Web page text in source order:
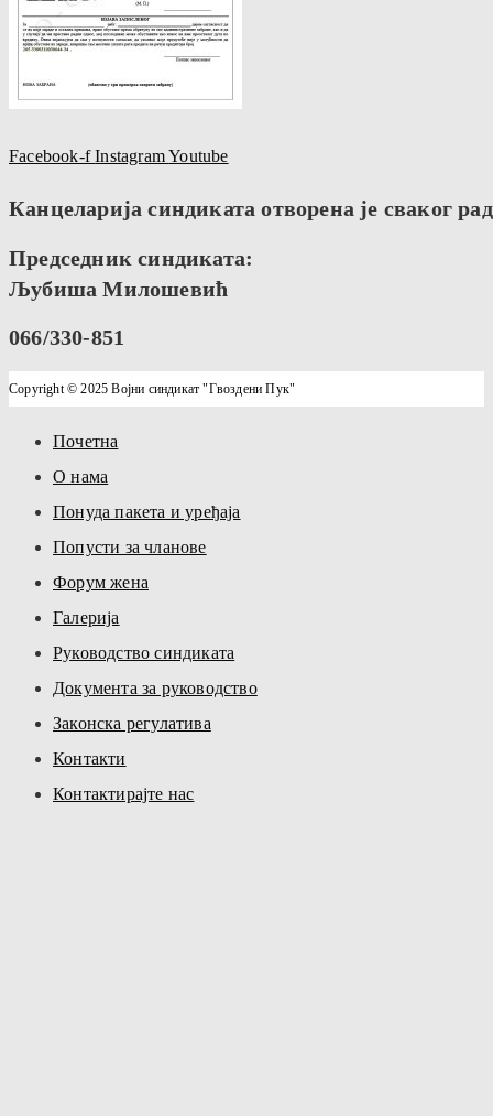
Facebook-f InstagramYoutube
Канцеларија синдиката отворена је сваког
Председник синдиката:
Љубиша Милошевић
066/330-851
Copyright © 2025 Војни синдикат "Гвоздени Пук"
Почетна
О нама
Понуда пакета и уређаја
Попусти за чланове
Форум жена
Галерија
Руководство синдиката
Документа за руководство
Законска регулатива
Контакти
Контактирајте нас